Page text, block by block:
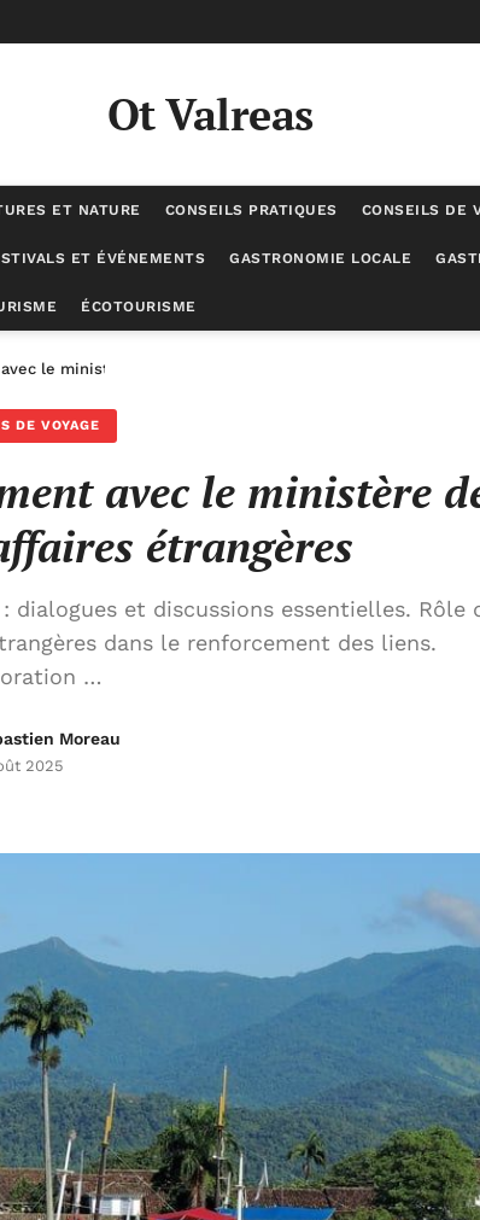
Ot Valreas
ET NATURE CONSEILS PRATIQUES CONSEILS DE
ET ÉVÉNEMENTS GASTRONOMIE LOCALE
ÉCOTOURISME
le ministère de l’Europe et des affaires étrangères
DE VOYAGE
avec le ministère
étrangères
dialogues et discussions essentielles. Rôle
dans le renforcement des liens.
…
Moreau
2025